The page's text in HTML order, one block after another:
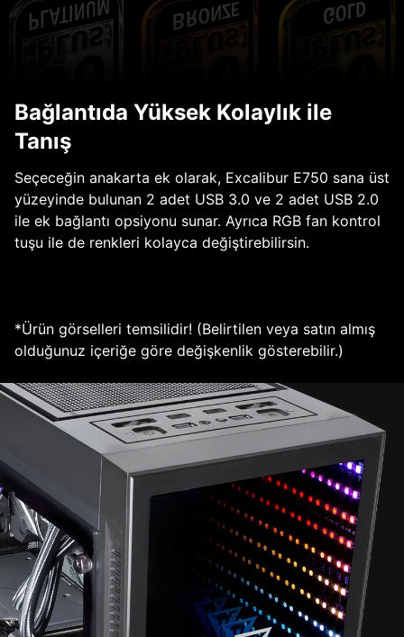
Bağlantıda Yüksek Kolaylık ile
Tanış
Seçeceğin anakarta ek olarak, Excalibur E750 sana üst
yüzeyinde bulunan 2 adet USB 3.0 ve 2 adet USB 2.0
ile ek bağlantı opsiyonu sunar. Ayrıca RGB fan kontrol
tuşu ile de renkleri kolayca değiştirebilirsin.
*Ürün görselleri temsilidir! (Belirtilen veya satın almış
olduğunuz içeriğe göre değişkenlik gösterebilir.)